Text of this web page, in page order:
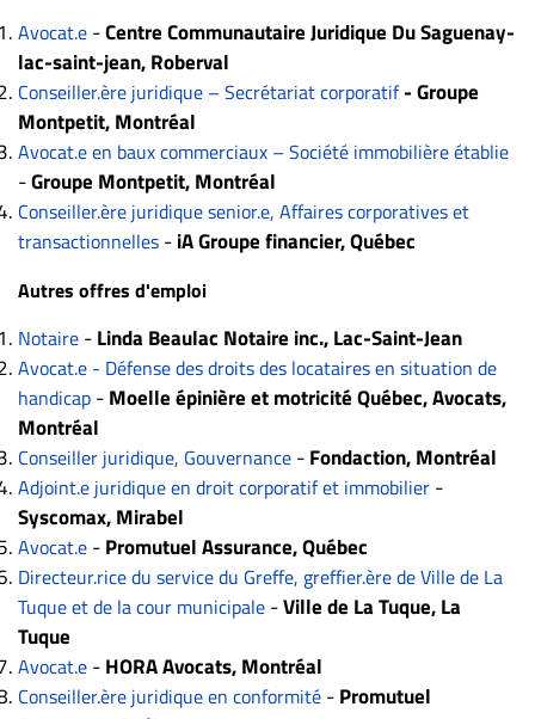
Nous
joindre
À
propos
Infolettre
S’abonner
FAQ
Politique de
confidentialité
Avocat.e -Centre Communautaire Juridique Du Saguenay-
lac-saint-jean, Roberval
Conseiller.ère juridique – Secrétariat corporatif - Groupe
Montpetit, Montréal
Avocat.e en baux commerciaux – Société immobilière établie
-Groupe Montpetit, Montréal
Conseiller.ère juridique senior.e, Affaires corporatives et
transactionnelles -iA Groupe financier, Québec
Autres offres d'emploi
Notaire -Linda Beaulac Notaire inc., Lac-Saint-Jean
Avocat.e - Défense des droits des locataires en situation de
handicap -Moelle épinière et motricité Québec, Avocats,
Montréal
Conseiller juridique, Gouvernance -Fondaction, Montréal
Adjoint.e juridique en droit corporatif et immobilier -
Syscomax, Mirabel
Avocat.e -Promutuel Assurance, Québec
Directeur.rice du service du Greffe, greffier.ère de Ville de La
Tuque et de la cour municipale -Ville de La Tuque, La
Tuque
Avocat.e -HORA Avocats, Montréal
Conseiller.ère juridique en conformité -Promutuel